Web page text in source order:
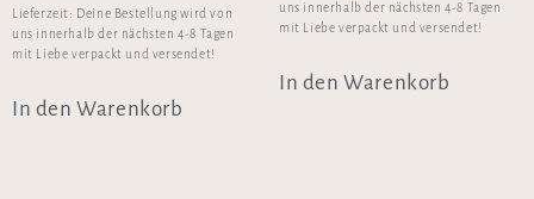
Lieferzeit: Deine Bestellung wird von
uns innerhalb der nächsten 4-8 Tagen
mit Liebe verpackt und versendet!
In den Warenkorb
uns innerhalb der nächsten 4-8 Tagen
mit Liebe verpackt und versendet!
In den Warenkorb